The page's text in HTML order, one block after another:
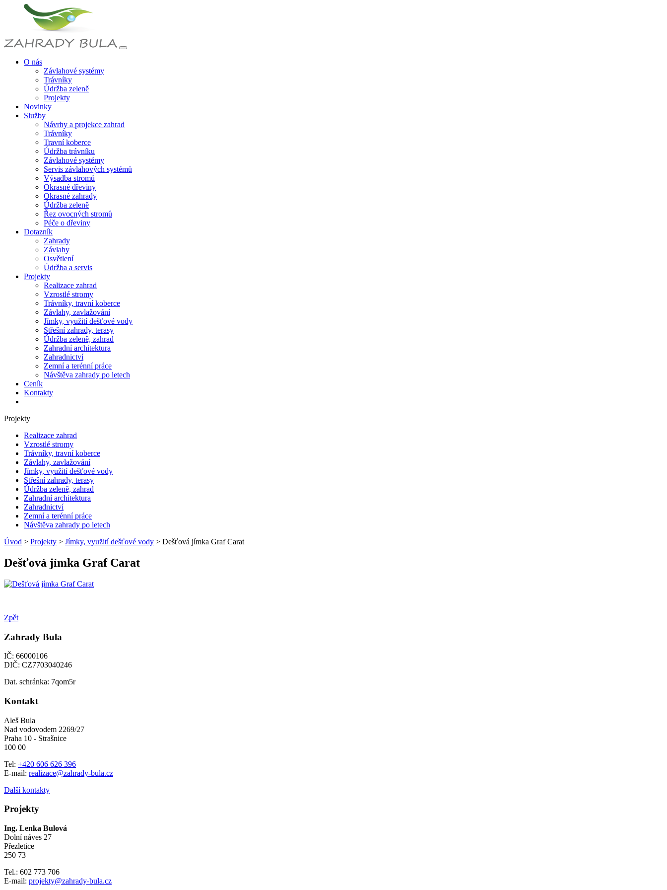
O nás
Závlahové systémy
Trávníky
Údržba zeleně
Projekty
Novinky
Služby
Návrhy a projekce zahrad
Trávníky
Travní koberce
Údržba trávníku
Závlahové systémy
Servis závlahových systémů
Výsadba stromů
Okrasné dřeviny
Okrasné zahrady
Údržba zeleně
Řez ovocných stromů
Péče o dřeviny
Dotazník
Zahrady
Závlahy
Osvětlení
Údržba a servis
Projekty
Realizace zahrad
Vzrostlé stromy
Trávníky, travní koberce
Závlahy, zavlažování
Jímky, využití dešťové vody
Střešní zahrady, terasy
Údržba zeleně, zahrad
Zahradní architektura
Zahradnictví
Zemní a terénní práce
Návštěva zahrady po letech
Ceník
Kontakty
Projekty
Realizace zahrad
Vzrostlé stromy
Trávníky, travní koberce
Závlahy, zavlažování
Jímky, využití dešťové vody
Střešní zahrady, terasy
Údržba zeleně, zahrad
Zahradní architektura
Zahradnictví
Zemní a terénní práce
Návštěva zahrady po letech
Úvod > Projekty > Jímky, využití dešťové vody > Dešťová jímka Graf Carat
Dešťová jímka Graf Carat
Zpět
Zahrady Bula
IČ: 66000106
DIČ: CZ7703040246
Dat. schránka: 7qom5r
Kontakt
Aleš Bula
Nad vodovodem 2269/27
Praha 10 - Strašnice
100 00
Tel: +420 606 626 396
E-mail: realizace@zahrady-bula.cz
Další kontakty
Projekty
Ing. Lenka Bulová
Dolní náves 27
Přezletice
250 73
Tel.: 602 773 706
E-mail: projekty@zahrady-bula.cz